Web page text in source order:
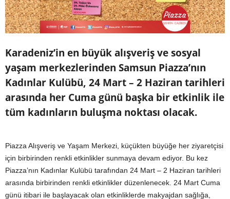
Karadeniz’in en büyük alışveriş ve sosyal
yaşam merkezlerinden Samsun Piazza’nın
Kadınlar Kulübü, 24 Mart – 2 Haziran tarihleri
arasında her Cuma günü başka bir etkinlik ile
tüm kadınların buluşma noktası olacak.
Piazza Alışveriş ve Yaşam Merkezi, küçükten büyüğe her ziyaretçisi
için birbirinden renkli etkinlikler sunmaya devam ediyor. Bu kez
Piazza’nın Kadınlar Kulübü tarafından 24 Mart – 2 Haziran tarihleri
arasında birbirinden renkli etkinlikler düzenlenecek. 24 Mart Cuma
günü itibari ile başlayacak olan etkinliklerde makyajdan sağlığa,